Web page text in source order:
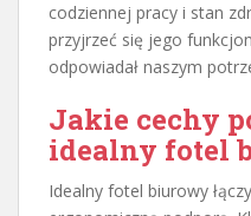
codziennej pracy i stan
przyjrzeć się jego
odpowiadał naszym
Jakie cechy
idealny fotel
Idealny fotel biurowy